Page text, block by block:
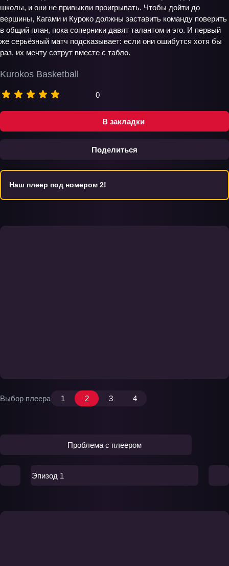
В закладки
Поделиться
Kurokos Basketball
0
школы, и они не привыкли проигрывать. Чтобы дойти до
вершины, Кагами и Куроко должны заставить команду поверить
в общий план, пока соперники давят талантом и эго. И первый
же серьёзный матч подсказывает: если они ошибутся хотя бы
раз, их мечту сотрут вместе с табло.
Наш плеер под номером 2!
Выбор плеера 1 2 3 4
Проблема с плеером
Эпизод 1